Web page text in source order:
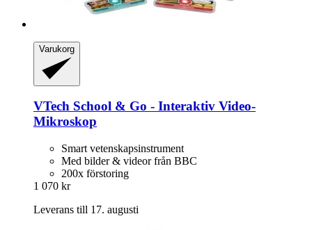
Varukorg
VTech School & Go -​ Interaktiv Video-​
Mikroskop
Smart vetenskapsinstrument
Med bilder & videor från BBC
200x förstoring
1 070 kr
Leverans till 17. augusti